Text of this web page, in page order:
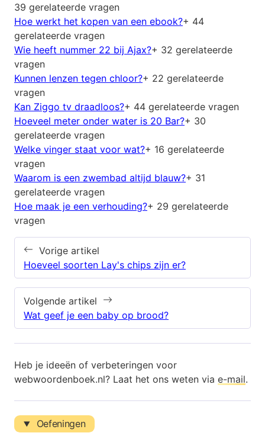
39 gerelateerde vragen
Hoe werkt het kopen van een ebook?+ 44
gerelateerde vragen
Wie heeft nummer 22 bij Ajax?+ 32 gerelateerde
vragen
Kunnen lenzen tegen chloor?+ 22 gerelateerde
vragen
Kan Ziggo tv draadloos?+ 44 gerelateerde vragen
Hoeveel meter onder water is 20 Bar?+ 30
gerelateerde vragen
Welke vinger staat voor wat?+ 16 gerelateerde
vragen
Waarom is een zwembad altijd blauw?+ 31
gerelateerde vragen
Hoe maak je een verhouding?+ 29 gerelateerde
vragen
Vorige artikel
Hoeveel soorten Lay's chips zijn er?
Volgende artikel
Wat geef je een baby op brood?
Heb je ideeën of verbeteringen voor
webwoordenboek.nl? Laat het ons weten via e-mail.
Oefeningen